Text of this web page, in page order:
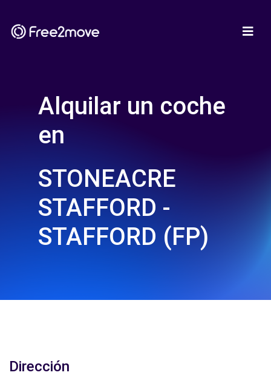
Alquilar un coche
en
STONEACRE
STAFFORD -
STAFFORD (FP)
Dirección